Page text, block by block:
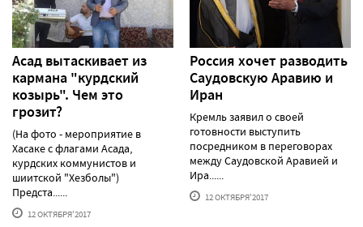
Асад вытаскивает из
кармана "курдский
козырь". Чем это
грозит?
(На фото - мероприятие в
Хасаке с флагами Асада,
курдских коммунистов и
шиитской "Хезболы")
Предста......
12 ОКТЯБРЯ'2017
Россия хочет разводить
Саудовскую Аравию и
Иран
Кремль заявил о своей
готовности выступить
посредником в переговорах
между Саудовской Аравией и
Ира......
12 ОКТЯБРЯ'2017